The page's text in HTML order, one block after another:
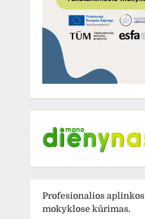
Profesionalios aplinkos
mokyklose kūrimas.